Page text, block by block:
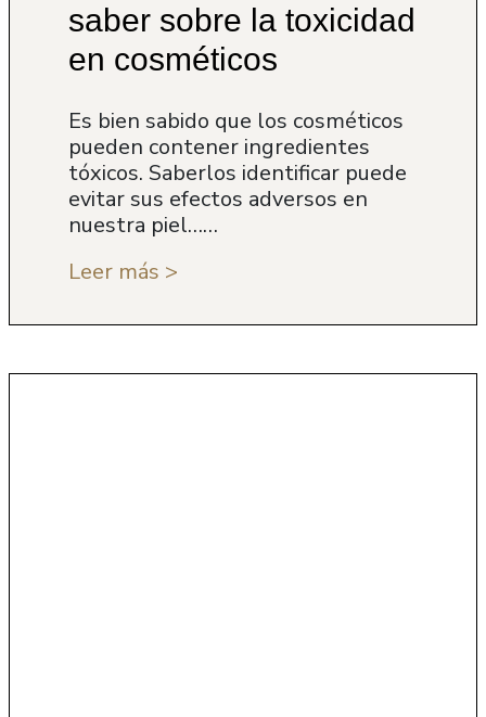
saber sobre la toxicidad
en cosméticos
Es bien sabido que los cosméticos
pueden contener ingredientes
tóxicos. Saberlos identificar puede
evitar sus efectos adversos en
nuestra piel……
Leer más >